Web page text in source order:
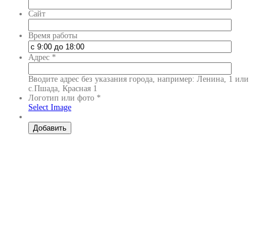
Сайт
Время работы
Адрес *
Вводите адрес без указания города, например: Ленина, 1 или
с.Пшада, Красная 1
Логотип или фото *
Select Image